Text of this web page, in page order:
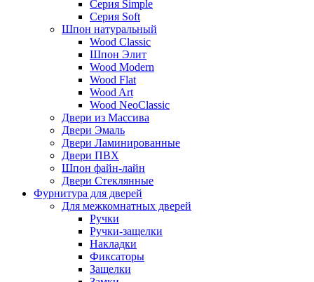
Серия Simple
Серия Soft
Шпон натуральный
Wood Classic
Шпон Элит
Wood Modern
Wood Flat
Wood Art
Wood NeoClassic
Двери из Массива
Двери Эмаль
Двери Ламинированные
Двери ПВХ
Шпон файн-лайн
Двери Стеклянные
Фурнитура для дверей
Для межкомнатных дверей
Ручки
Ручки-защелки
Накладки
Фиксаторы
Защелки